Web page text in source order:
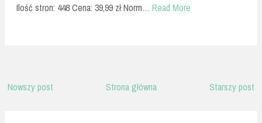
Ilość stron: 448 Cena: 39,99 zł Norm… Read More
Nowszy post Starszy post
Strona główna